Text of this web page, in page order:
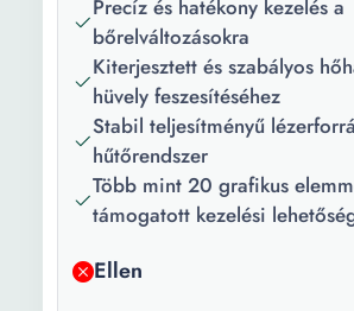
Precíz és hatékony kezelés a
bőrelváltozásokra
Kiterjesztett és szabályos
hüvely feszesítéséhez
Stabil teljesítményű
hűtőrendszer
Több mint 20 grafikus
támogatott kezelési
Ellen